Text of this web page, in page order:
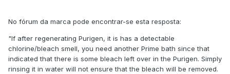
No fórum da marca pode encontrar-se esta resposta:
"If after regenerating Purigen, it is has a detectable
chlorine/bleach smell, you need another Prime bath since that
indicated that there is some bleach left over in the Purigen. Simply
rinsing it in water will not ensure that the bleach will be removed.